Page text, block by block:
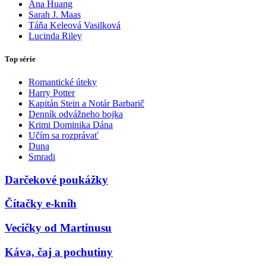
Ana Huang
Sarah J. Maas
Táňa Keleová Vasilková
Lucinda Riley
Top série
Romantické úteky
Harry Potter
Kapitán Stein a Notár Barbarič
Denník odvážneho bojka
Krimi Dominika Dána
Učím sa rozprávať
Duna
Smradi
Darčekové poukážky
Čítačky e-kníh
Vecičky od Martinusu
Káva, čaj a pochutiny